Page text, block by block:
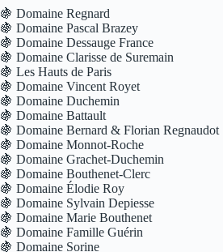
🍇 Domaine Regnard
🍇 Domaine Pascal Brazey
🍇 Domaine Dessauge France
🍇 Domaine Clarisse de Suremain
🍇 Les Hauts de Paris
🍇 Domaine Vincent Royet
🍇 Domaine Duchemin
🍇 Domaine Battault
🍇 Domaine Bernard & Florian Regnaudot
🍇 Domaine Monnot-Roche
🍇 Domaine Grachet-Duchemin
🍇 Domaine Bouthenet-Clerc
🍇 Domaine Élodie Roy
🍇 Domaine Sylvain Depiesse
🍇 Domaine Marie Bouthenet
🍇 Domaine Famille Guérin
🍇 Domaine Sorine